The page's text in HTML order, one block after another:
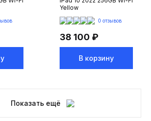
Yellow
0 отзывов
38 100 ₽
В корзину
Показать ещё